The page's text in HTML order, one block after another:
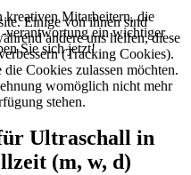
kreativen Mitarbeitern, die
verantwortung ein wichtiger
Sie sich jetzt!
Ultraschall in
(m, w, d)
Einige von ihnen sind
andere uns helfen, diese
(Tracking Cookies).
Cookies zulassen möchten.
womöglich nicht mehr
stehen.